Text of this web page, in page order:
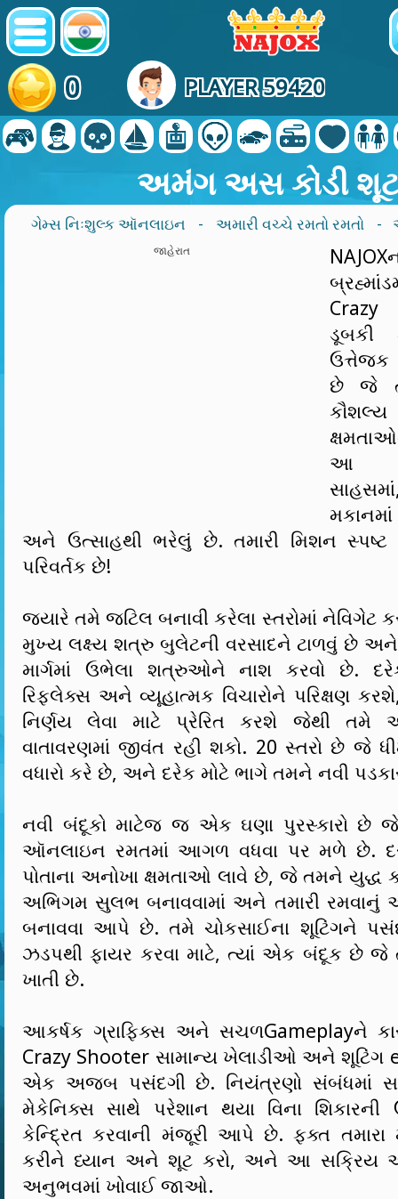
0 PLAYER 59420
અમંગ અસ કોડી
ગેમ્સ નિઃશુલ્ક ઑનલાઇન - અમારી વચ્ચે રમતો રમતો -
જાહેરાત
ડૂબકી
છે જે
આ
અને ઉત્સાહથી ભરેલું છે. તમારી મિશન
પરિવર્તક છે!
જ્યારે તમે જટિલ બનાવી કરેલા સ્તરોમાં નેવિગેટ
મુખ્ય લક્ષ્ય શત્રુ બુલેટની વરસાદને ટાળવું છે અને
માર્ગમાં ઉભેલા શત્રુઓને નાશ કરવો છે.
રિફ્લેક્સ અને વ્યૂહાત્મક વિચારોને પરિક્ષણ
નિર્ણય લેવા માટે પ્રેરિત કરશે જેથી તમે
વાતાવરણમાં જીવંત રહી શકો. 20 સ્તરો છે જે
વધારો કરે છે, અને દરેક મોટે ભાગે તમને નવી
નવી બંદૂકો માટેજ જ એક ઘણા પુરસ્કારો
ઑનલાઇન રમતમાં આગળ વધવા પર મળે છે.
પોતાના અનોખા ક્ષમતાઓ લાવે છે, જે તમને યુદ્ધ
અભિગમ સુલભ બનાવવામાં અને તમારી
બનાવવા આપે છે. તમે ચોકસાઈના શૂટિંગને
ઝડપથી ફાયર કરવા માટે, ત્યાં એક બંદૂક છે જે
ખાતી છે.
આકર્ષક ગ્રાફિક્સ અને સચળGameplayને
Crazy Shooter સામાન્ય ખેલાડીઓ અને શૂટિંગ
એક અજબ પસંદગી છે. નિયંત્રણો સંબંધમાં
મેકેનિક્સ સાથે પરેશાન થયા વિના શિકારની
કેન્દ્રિત કરવાની મંજૂરી આપે છે. ફક્ત તમારા
કરીને ધ્યાન અને શૂટ કરો, અને આ સક્રિય
અનુભવમાં ખોવાઈ જાઓ.